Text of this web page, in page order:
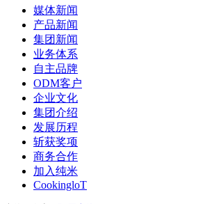
媒体新闻
产品新闻
集团新闻
业务体系
自主品牌
ODM客户
企业文化
集团介绍
发展历程
斩获奖项
商务合作
加入纯米
CookingloT